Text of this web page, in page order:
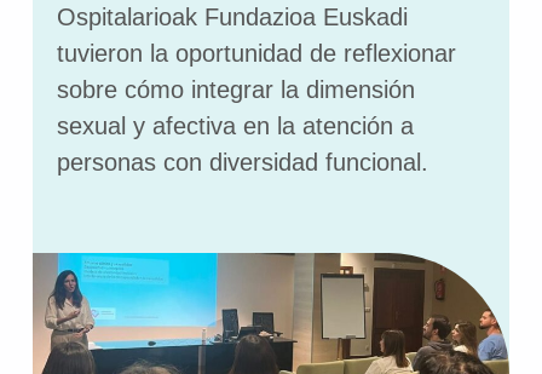
Ospitalarioak Fundazioa Euskadi
tuvieron la oportunidad de reflexionar
sobre cómo integrar la dimensión
sexual y afectiva en la atención a
personas con diversidad funcional.